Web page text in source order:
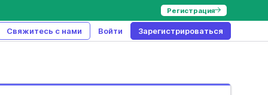
Регистрация
Свяжитесь с нами Войти Зарегистрироваться